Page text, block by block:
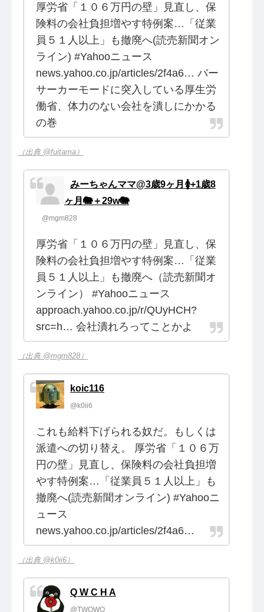
厚労省「１０６万円の壁」見直し、保
険料の会社負担増やす特例案…「従業
員５１人以上」も撤廃へ(読売新聞オン
ライン) #Yahooニュース
news.yahoo.co.jp/articles/2f4a6… バー
サーカーモードに突入している厚生労
働省、体力のない会社を潰しにかかる
の巻
（出典 @fuitama）
みーちゃんママ@3歳9ヶ月🚺+1歳8
ヶ月🐘＋29w🐘
@mgm828
厚労省「１０６万円の壁」見直し、保
険料の会社負担増やす特例案…「従業
員５１人以上」も撤廃へ（読売新聞オ
ンライン） #Yahooニュース
approach.yahoo.co.jp/r/QUyHCH?
src=h… 会社潰れろってことかよ
（出典 @mgm828）
koic116
@k0ii6
これも給料下げられる奴だ。もしくは
派遣への切り替え。 厚労省「１０６万
円の壁」見直し、保険料の会社負担増
やす特例案…「従業員５１人以上」も
撤廃へ(読売新聞オンライン) #Yahooニ
ュース
news.yahoo.co.jp/articles/2f4a6…
（出典 @k0ii6）
Q W C H A
@TWQWO